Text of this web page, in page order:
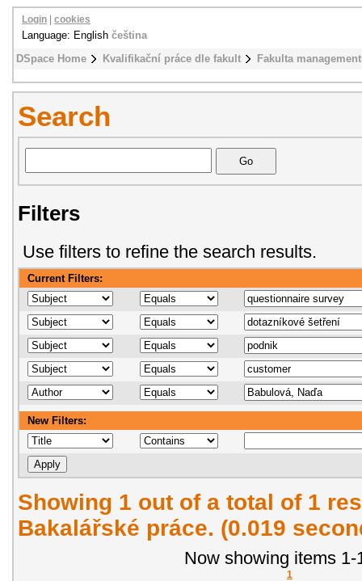
DSpace Home Kvalifikační práce dle fakult Fakulta
Login cookies
Language: English čeština
Search
Filters
Use filters to refine the search results.
Current Filters:
New Filters:
Showing 1 out of a total of 1
Bakalářské práce. (0.019
Now showing items 1-
1